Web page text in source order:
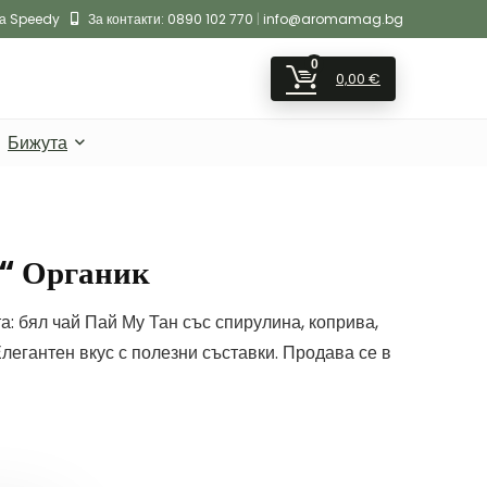
Speedy За контакти: 0890 102 770 | info@aromamag.bg
0
0,00 €
Бижута
Органик
бял чай Пай Му Тан със спирулина, коприва,
вкус с полезни съставки. Продава се в